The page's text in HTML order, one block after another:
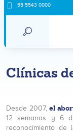
55 5543 0000
Clínicas
Desde 2007,el
12 semanas y 6
reconocimiento de